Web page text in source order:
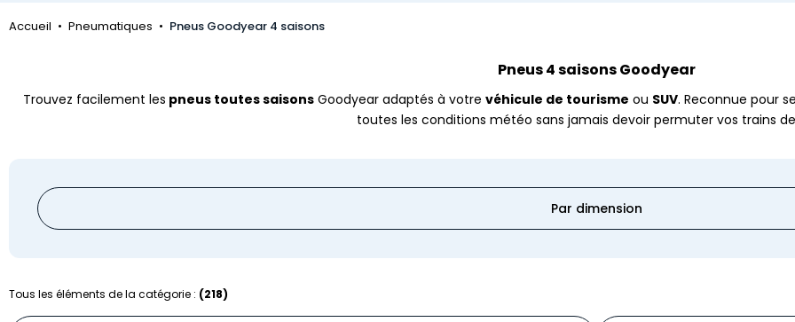
Accueil Pneumatiques Pneus Goodyear 4 saisons
Pneus 4 saisons Goodyear
Trouvez facilement les pneus toutes saisons Goodyear adaptés à votre véhicule de tourisme ou SUV. Reconnue pour
toutes les conditions météo sans jamais devoir permuter vos trains
Par dimension
Tous les éléments de la catégorie : (218)